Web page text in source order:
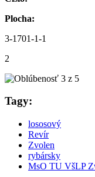
Plocha:
3-1701-1-1
2
Tagy:
lososový
Revír
Zvolen
rybársky
MsO TU VšLP